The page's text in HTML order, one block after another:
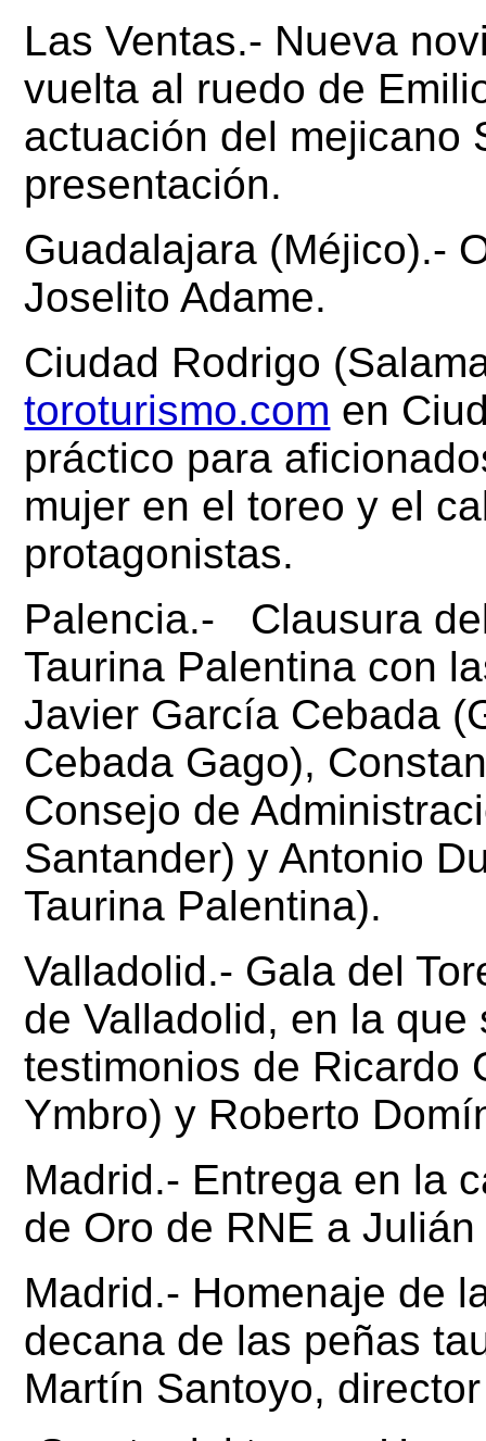
Las Ventas.- Nueva
vuelta al ruedo de
actuación del mejicano
presentación.
Guadalajara (Méjico).-
Joselito Adame.
Ciudad Rodrigo
toroturismo.com en
práctico para
mujer en el toreo y el
protagonistas.
Palencia.- Clausura
Taurina Palentina con
Javier García Cebada
Cebada Gago),
Consejo de
Santander) y Antonio
Taurina Palentina).
Valladolid.- Gala del
de Valladolid, en la
testimonios de Ricardo
Ymbro) y Roberto
Madrid.- Entrega en la
de Oro de RNE a
Madrid.- Homenaje de
decana de las peñas
Martín Santoyo,